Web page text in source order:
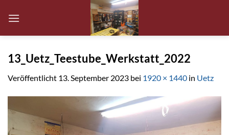
Inhalt
13_Uetz_Teestube_Werkstatt_2022
Veröffentlicht 13. September 2023 bei 1920 × 1440 in Uetz